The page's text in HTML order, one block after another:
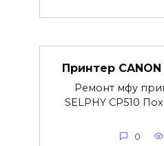
Принтер CANON
Ремонт мфу
SELPHY CP510
0